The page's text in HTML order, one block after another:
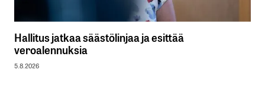
Hallitus jatkaa säästölinjaa ja esittää
veroalennuksia
5.8.2026